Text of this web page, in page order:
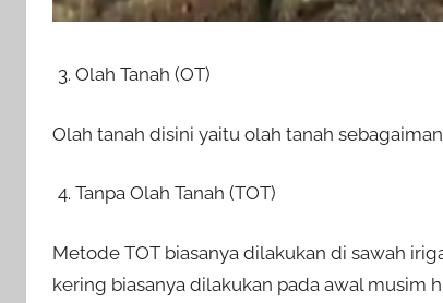
Olah Tanah (OT)
Olah tanah disini yaitu olah tanah
Tanpa Olah Tanah (TOT)
Metode TOT biasanya dilakukan di sawah
kering biasanya dilakukan pada awal musim